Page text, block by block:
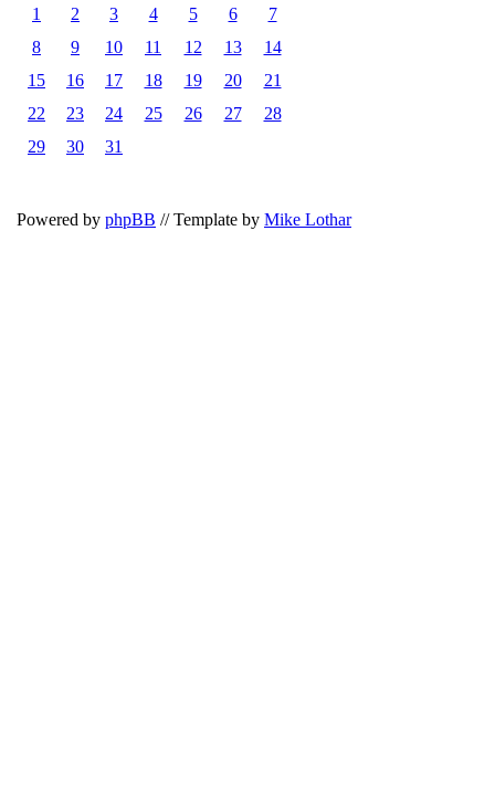
1
2 3 4 5 6
7
8
9 10 11 12 13
14
15
16 17 18 19 20
21
22
23 24 25 26 27
28
29
30 31
Powered by phpBB // Template by Mike Lothar